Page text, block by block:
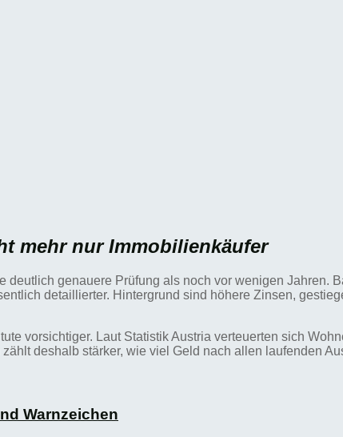
mehr nur Immobilienkäufer
genauere Prüfung als noch vor wenigen Jahren.
detaillierter. Hintergrund sind höhere Zinsen,
vorsichtiger. Laut Statistik Austria verteuerten sich
deshalb stärker, wie viel Geld nach allen laufenden
Warnzeichen